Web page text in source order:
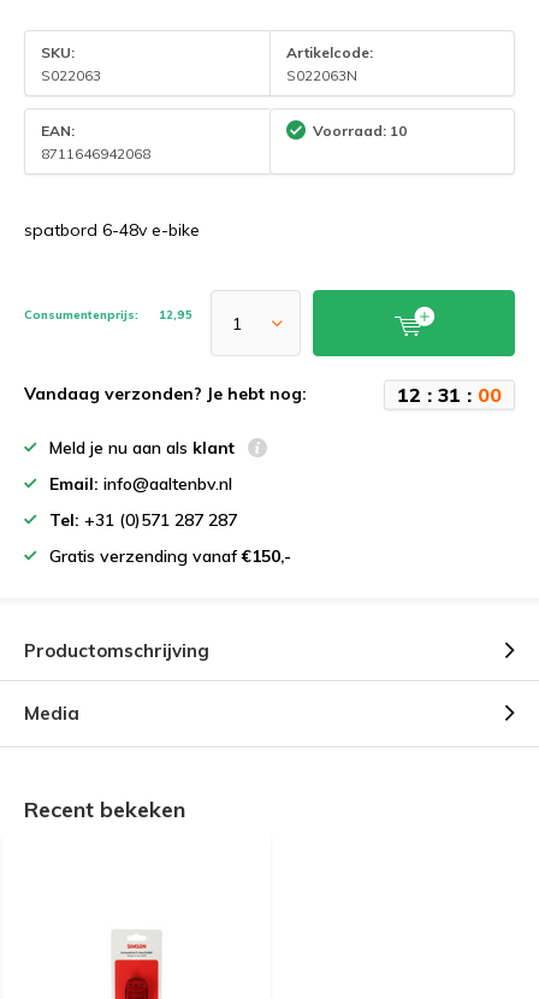
SKU:
S022063
Artikelcode:
S022063N
EAN:
8711646942068
Voorraad: 10
spatbord 6-48v e-bike
Consumentenprijs: 12,95
Vandaag verzonden? Je hebt nog: 12 : 31 : 00
Meld je nu aan als klant
Email: info@aaltenbv.nl
Tel: +31 (0)571 287 287
Gratis verzending vanaf€150,-
Productomschrijving
Media
Recent bekeken